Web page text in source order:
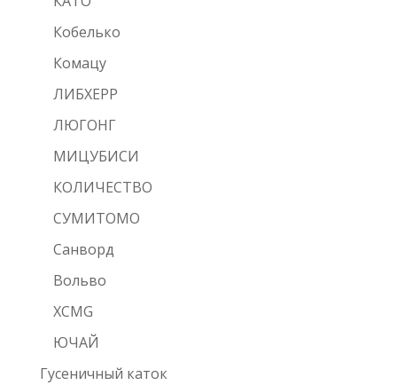
Кобелько
Комацу
ЛИБХЕРР
ЛЮГОНГ
МИЦУБИСИ
КОЛИЧЕСТВО
СУМИТОМО
Санворд
Вольво
XCMG
ЮЧАЙ
Гусеничный каток